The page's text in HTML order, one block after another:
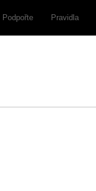
Podpořte Pravidla